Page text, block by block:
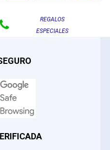

REGALOS
ESPECIALES